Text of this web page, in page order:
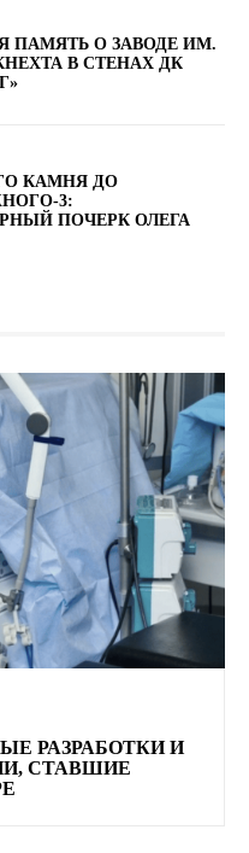
ПАМЯТЬ О ЗАВОДЕ ИМ.
В СТЕНАХ ДК
КАМНЯ ДО
3:
ПОЧЕРК ОЛЕГА
РАЗРАБОТКИ И
СТАВШИЕ